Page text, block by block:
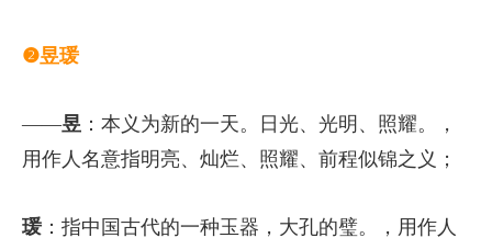
❷昱瑗
——昱 ：本义为新的一天。日光、光明、照耀。，
用作人名意指明亮、灿烂、照耀、前程似锦之义；
瑗 ：指中国古代的一种玉器，大孔的璧。，用作人